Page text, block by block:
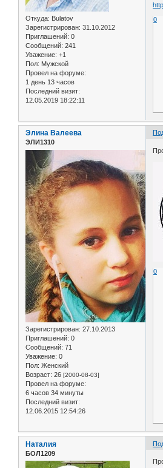
Откуда: Bulatov
Зарегистрирован: 31.10.2012
Приглашений: 0
Сообщений: 241
Уважение: +1
Пол: Мужской
Провел на форуме:
1 день 13 часов
Последний визит:
12.05.2019 18:22:11
0
Элина Валеева
ЭЛИ1310
Зарегистрирован: 27.10.2013
Приглашений: 0
Сообщений: 71
Уважение: 0
Пол: Женский
Возраст: 26 [2000-08-03]
Провел на форуме:
6 часов 34 минуты
Последний визит:
12.06.2015 12:54:26
0
Наталия
БОЛ1209